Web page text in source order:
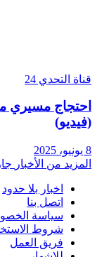
التحدي 24
مسيري
من الأخبار جار
اخبار بلا حدود
اتصل بنا
سياسة الخصوصية
شروط الاستخدام
فريق العمل